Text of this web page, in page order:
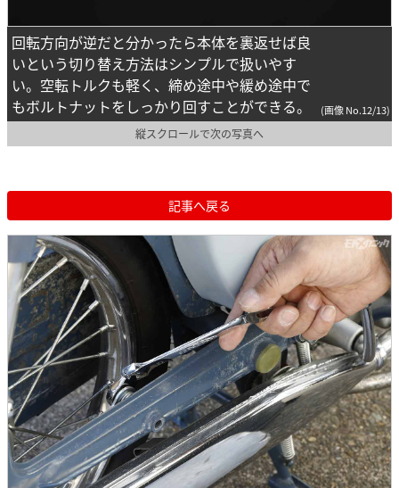
回転方向が逆だと分かったら本体を裏返せば良
いという切り替え方法はシンプルで扱いやす
い。空転トルクも軽く、締め途中や緩め途中で
もボルトナットをしっかり回すことができる。
(画像 No.12/13)
縦スクロールで次の写真へ
記事へ戻る